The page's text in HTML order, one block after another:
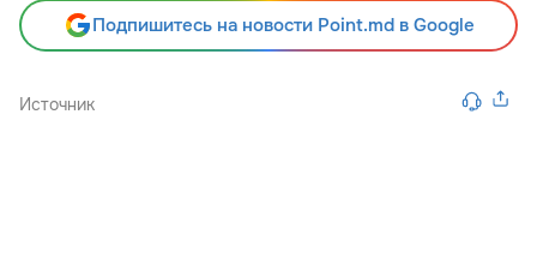
Подпишитесь на новости Point.md в Google
Источник